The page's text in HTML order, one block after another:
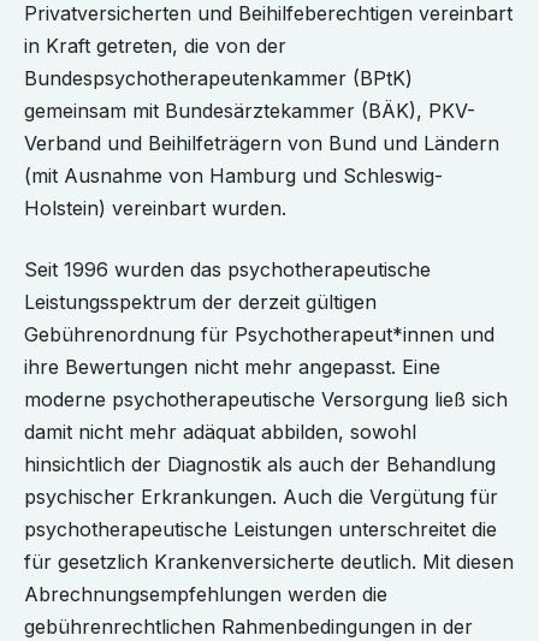
Privatversicherten und Beihilfeberechtigen vereinbart
in Kraft getreten, die von der
Bundespsychotherapeutenkammer (BPtK)
gemeinsam mit Bundesärztekammer (BÄK), PKV-
Verband und Beihilfeträgern von Bund und Ländern
(mit Ausnahme von Hamburg und Schleswig-
Holstein) vereinbart wurden.
Seit 1996 wurden das psychotherapeutische
Leistungsspektrum der derzeit gültigen
Gebührenordnung für Psychotherapeut*innen und
ihre Bewertungen nicht mehr angepasst. Eine
moderne psychotherapeutische Versorgung ließ sich
damit nicht mehr adäquat abbilden, sowohl
hinsichtlich der Diagnostik als auch der Behandlung
psychischer Erkrankungen. Auch die Vergütung für
psychotherapeutische Leistungen unterschreitet die
für gesetzlich Krankenversicherte deutlich. Mit diesen
Abrechnungsempfehlungen werden die
gebührenrechtlichen Rahmenbedingungen in der